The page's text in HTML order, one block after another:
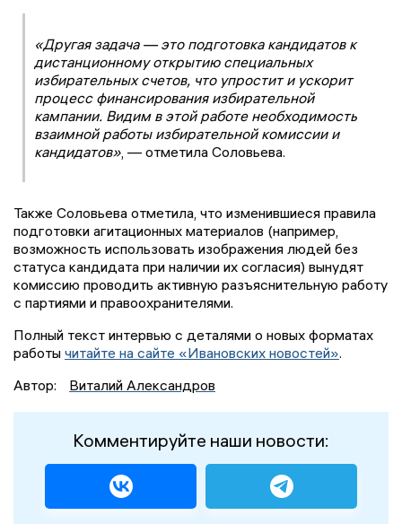
«Другая задача — это подготовка кандидатов к
дистанционному открытию специальных
избирательных счетов, что упростит и ускорит
процесс финансирования избирательной
кампании. Видим в этой работе необходимость
взаимной работы избирательной комиссии и
кандидатов», — отметила Соловьева.
Также Соловьева отметила, что изменившиеся правила
подготовки агитационных материалов (например,
возможность использовать изображения людей без
статуса кандидата при наличии их согласия) вынудят
комиссию проводить активную разъяснительную работу
с партиями и правоохранителями.
Полный текст интервью с деталями о новых форматах
работы читайте на сайте «Ивановских новостей».
Автор:
Виталий Александров
Комментируйте наши новости: